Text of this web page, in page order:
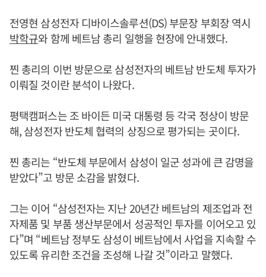
전영현 삼성전자 디바이스솔루션(DS) 부문장 부회장 역시
박학규와 함께 베트남 총리 일행을 현장에 안내했다.
찐 총리의 이번 방문으로 삼성전자의 베트남 반도체 투자가
이뤄질 것이란 분석이 나왔다.
평택캠퍼스는 조 바이든 미국 대통령 등 각국 정상이 방문
해, 삼성전자 반도체 협력의 상징으로 평가되는 곳이다.
찐 총리는 “반도체 부문에서 삼성이 일군 성과에 큰 감명을
받았다”고 방문 소감을 밝혔다.
그는 이어 “삼성전자는 지난 20년간 베트남의 제조업과 전
자제품 및 부품 생산부문에서 성공적인 투자를 이어오고 있
다”며 “베트남 정부도 삼성이 베트남에서 사업을 지속할 수
있도록 유리한 조건을 조성해 나갈 것”이라고 말했다.